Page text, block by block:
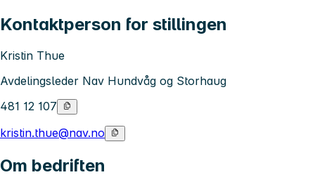
Kontaktperson for stillingen
Kristin Thue
Avdelingsleder Nav Hundvåg og Storhaug
481 12 107
kristin.thue@nav.no
Om bedriften